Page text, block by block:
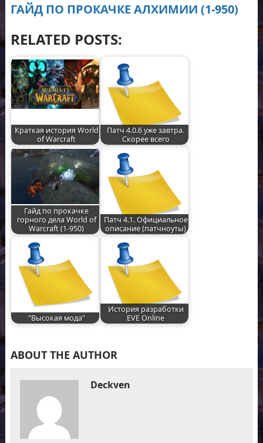
ГАЙД ПО ПРОКАЧКЕ АЛХИМИИ (1-950)
RELATED POSTS:
Краткая история World
of Warcraft
Патч 4.0.6 уже завтра.
Скорее всего
Гайд по прокачке
горного дела World of
Warcraft (1-950)
Патч 4.1. Официальное
описание (патчноуты)
"Высокая мода"
История разработки
EVE Online
ABOUT THE AUTHOR
Deckven